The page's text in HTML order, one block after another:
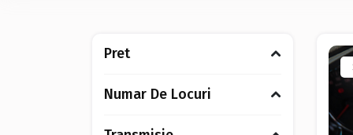
Pret
Numar De Locuri